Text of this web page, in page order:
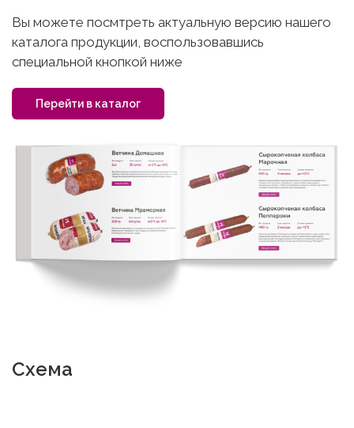
Вы можете посмтреть актуальную версию нашего
каталога продукции, воспользовавшись
специальной кнопкой ниже
Перейти в каталог
Cхема